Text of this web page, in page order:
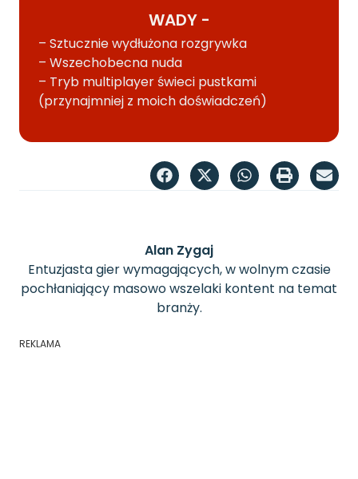
WADY -
– Sztucznie wydłużona rozgrywka
– Wszechobecna nuda
– Tryb multiplayer świeci pustkami
(przynajmniej z moich doświadczeń)
Alan Zygaj
Entuzjasta gier wymagających, w wolnym czasie
pochłaniający masowo wszelaki kontent na temat
branży.
REKLAMA